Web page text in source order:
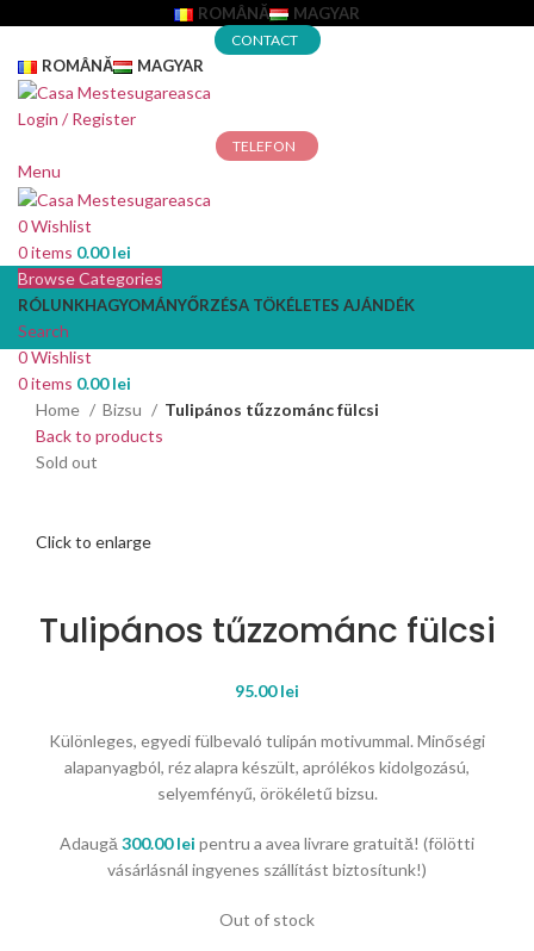
ROMÂNĂ MAGYAR
CONTACT
ROMÂNĂ MAGYAR
Login / Register
TELEFON
Menu
0Wishlist
0items 0.00lei
Browse Categories
RÓLUNKHAGYOMÁNYŐRZÉSA TÖKÉLETES AJÁNDÉK
Search
0Wishlist
0items 0.00lei
Home
Bizsu
Tulipános tűzzománc fülcsi
Back to products
Sold out
Click to enlarge
Tulipános tűzzománc fülcsi
95.00lei
Különleges, egyedi fülbevaló tulipán motivummal. Minőségi
alapanyagból, réz alapra készült, aprólékos kidolgozású,
selyemfényű, örökéletű bizsu.
Adaugă 300.00lei pentru a avea livrare gratuită! (fölötti
vásárlásnál ingyenes szállítást biztosítunk!)
Out of stock